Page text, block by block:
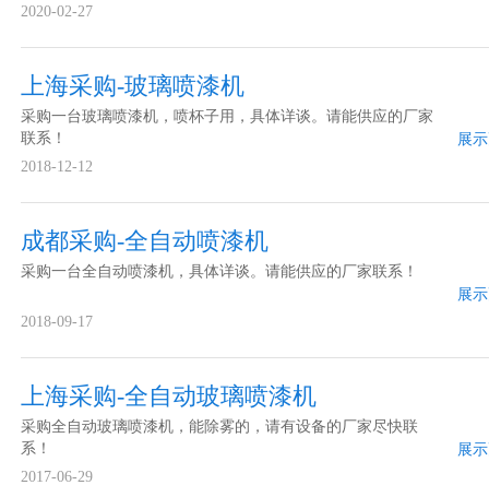
2020-02-27
上海采购-玻璃喷漆机
采购一台玻璃喷漆机，喷杯子用，具体详谈。请能供应的厂家
联系！
展
2018-12-12
成都采购-全自动喷漆机
采购一台全自动喷漆机，具体详谈。请能供应的厂家联系！
展
2018-09-17
上海采购-全自动玻璃喷漆机
采购全自动玻璃喷漆机，能除雾的，请有设备的厂家尽快联
系！
展
2017-06-29